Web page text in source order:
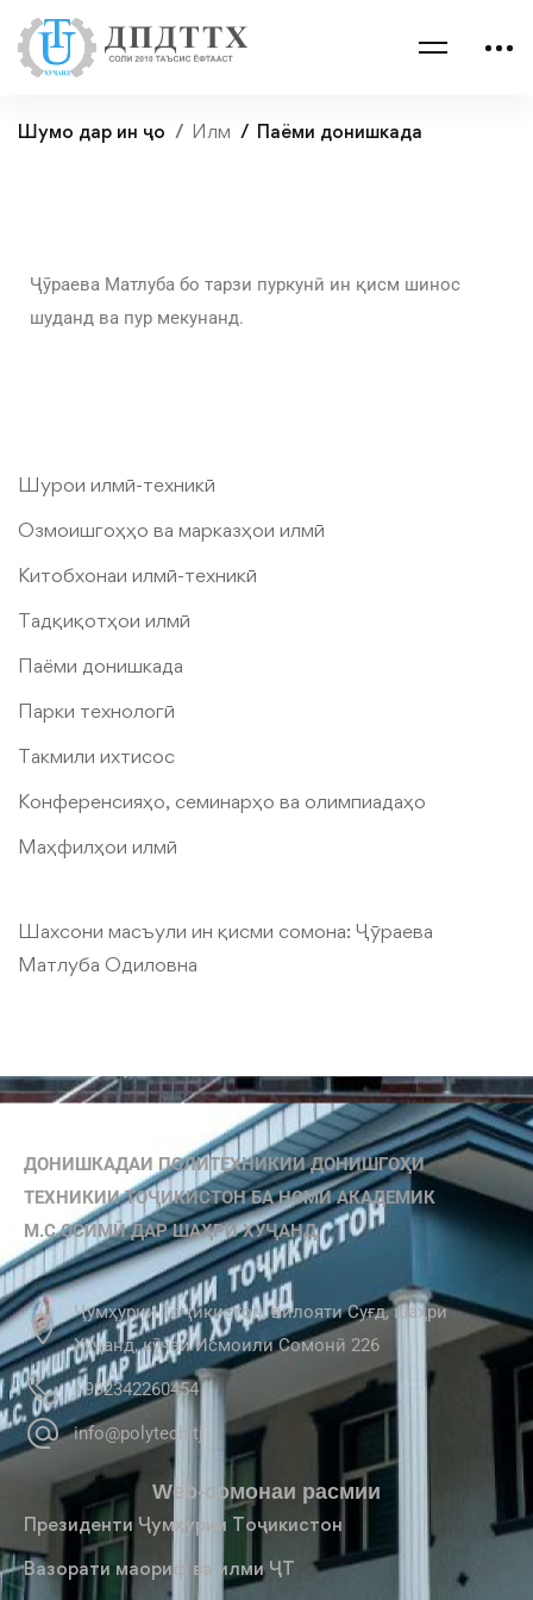
Шумо дар ин ҷо Илм Паёми донишкада
Ҷӯраева Матлуба бо тарзи пуркунӣ ин қисм шинос
шуданд ва пур мекунанд.
Шурои илмӣ-техникӣ
Озмоишгоҳҳо ва марказҳои илмӣ
Китобхонаи илмӣ-техникӣ
Тадқиқотҳои илмӣ
Паёми донишкада
Парки технологӣ
Такмили ихтисос
Конференcияҳо, семинарҳо ва олимпиадаҳо
Маҳфилҳои илмӣ
Шахсони масъули ин қисми сомона: Ҷӯраева
Матлуба Одиловна
ДОНИШКАДАИ ПОЛИТЕХНИКИИ ДОНИШГОҲИ
ТЕХНИКИИ ТОҶИКИСТОН БА НОМИ АКАДЕМИК
М.С.ОСИМӢ ДАР ШАҲРИ ХУҶАНД
Ҷумҳурии Тоҷикистон, вилояти Суғд, шаҳри
Хуҷанд, кӯчаи Исмоили Сомонӣ 226
+992342260454
info@polytech.tj
Web-сомонаи расмии
Президенти Ҷумҳурии Тоҷикистон
Вазорати маориф ва илми ҶТ